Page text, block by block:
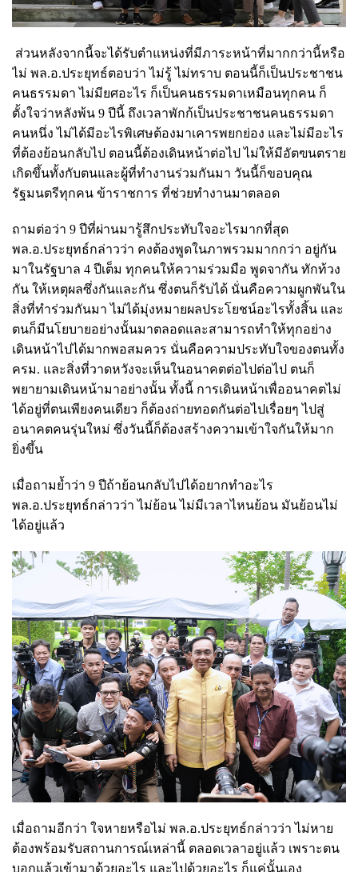
ส่วนหลังจากนี้จะได้รับตำแหน่งที่มีภาระหน้าที่มากกว่านี้หรือ
ไม่ พล.อ.ประยุทธ์ตอบว่า ไม่รู้ ไม่ทราบ ตอนนี้ก็เป็นประชาชน
คนธรรมดา ไม่มียศอะไร ก็เป็นคนธรรมดาเหมือนทุกคน ก็
ตั้งใจว่าหลังพ้น 9 ปีนี้ ถึงเวลาพักก้เป็นประชาชนคนธรรมดา
คนหนึ่ง ไม่ได้มีอะไรพิเศษต้องมาเคารพยกย่อง และไม่มีอะไร
ที่ต้องย้อนกลับไป ตอนนี้ต้องเดินหน้าต่อไป ไม่ให้มีอัตฃนตราย
เกิดขึ้นทั้งกับตนและผู้ที่ทำงานร่วมกันมา วันนี้ก็ขอบคุณ
รัฐมนตรีทุกคน ข้าราชการ ที่ช่วยทำงานมาตลอด
ถามต่อว่า 9 ปีที่ผ่านมารู้สึกประทับใจอะไรมากที่สุด
พล.อ.ประยุทธ์กล่าวว่า คงต้องพูดในภาพรวมมากกว่า อยู่กัน
มาในรัฐบาล 4 ปีเต็ม ทุกคนให้ความร่วมมือ พูดจากัน ทักท้วง
กัน ให้เหตุผลซึ่งกันและกัน ซึ่งตนก็รับได้ นั่นคือความผูกพันใน
สิ่งที่ทำร่วมกันมา ไม่ได้มุ่งหมายผลประโยชน์อะไรทั้งสิ้น และ
ตนก็มีนโยบายอย่างนั้นมาตลอดและสามารถทำให้ทุกอย่าง
เดินหน้าไปได้มากพอสมควร นั่นคือความประทับใจของตนทั้ง
ครม. และสิ่งที่วาดหวังจะเห็นในอนาคตต่อไปต่อไป ตนก็
พยายามเดินหน้ามาอย่างนั้น ทั้งนี้ การเดินหน้าเพื่ออนาคตไม่
ได้อยู่ที่ตนเพียงคนเดียว ก็ต้องถ่ายทอดกันต่อไปเรื่อยๆ ไปสู่
อนาคตคนรุ่นใหม่ ซึ่งวันนี้ก็ต้องสร้างความเข้าใจกันให้มาก
ยิ่งขึ้น
เมื่อถามย้ำว่า 9 ปีถ้าย้อนกลับไปได้อยากทำอะไร
พล.อ.ประยุทธ์กล่าวว่า ไม่ย้อน ไม่มีเวลาไหนย้อน มันย้อนไม่
ได้อยู่แล้ว
เมื่อถามอีกว่า ใจหายหรือไม่ พล.อ.ประยุทธ์กล่าวว่า ไม่หาย
ต้องพร้อมรับสถานการณ์เหล่านี้ ตลอดเวลาอยู่แล้ว เพราะตน
บอกแล้วเข้ามาด้วยอะไร และไปด้วยอะไร ก็แค่นั้นเอง